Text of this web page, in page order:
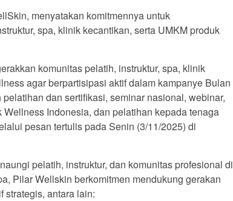
menyatakan komitmennya untuk
spa, klinik kecantikan, serta UMKM produk
komunitas pelatih, instruktur, spa, klinik
agar berpartisipasi aktif dalam kampanye Bulan
dan sertifikasi, seminar nasional, webinar,
Indonesia, dan pelatihan kepada tenaga
pesan tertulis pada Senin (3/11/2025) di
pelatih, instruktur, dan komunitas profesional di
Pilar Wellskin berkomitmen mendukung gerakan
strategis, antara lain: